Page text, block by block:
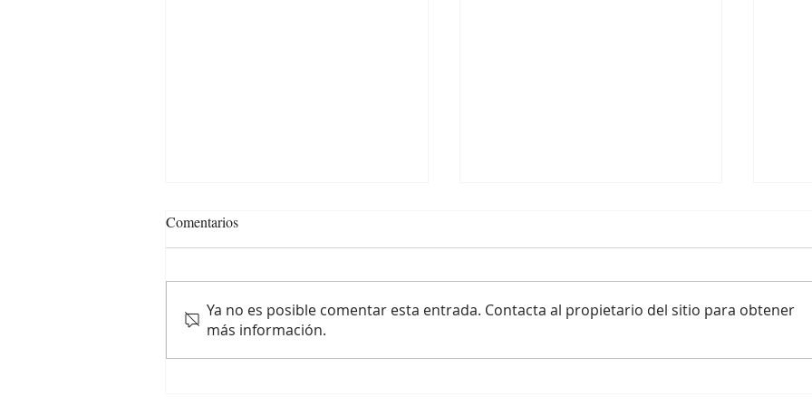
El café de especialidad como
Las 10 profesiones con mayor
Comentarios
Ya no es posible comentar esta entrada. Contacta al propietario del sitio para obtener
más información.